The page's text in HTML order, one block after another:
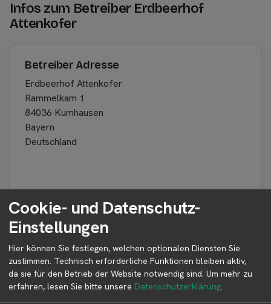
Infos zum Betreiber Erdbeerhof
Attenkofer
Betreiber Adresse
Erdbeerhof Attenkofer
Rammelkam 1
84036 Kumhausen
Bayern
Deutschland
Auf der Profilseite des Betreibers findest du weitere
Informationen zum Betreiber und
👤︎ Profilseite
Cookie- und Datenschutz-
Einstellungen
Hier können Sie festlegen, welchen optionalen Diensten Sie
zustimmen. Technisch erforderliche Funktionen bleiben aktiv,
da sie für den Betrieb der Website notwendig sind. Um mehr zu
erfahren, lesen Sie bitte unsere Datenschutzerklärung.